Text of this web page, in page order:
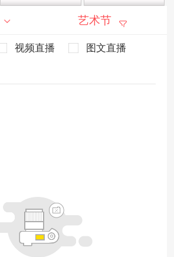
艺术节
视频直播
图文直播